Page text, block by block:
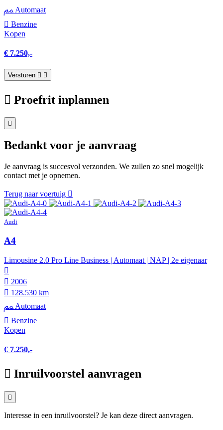
Automaat
Benzine
Kopen
€ 7.250,-
Versturen
Proefrit inplannen
Bedankt voor je aanvraag
Je aanvraag is succesvol verzonden. We zullen zo snel mogelijk
contact met je opnemen.
Terug naar voertuig
Audi
A4
Limousine 2.0 Pro Line Business | Automaat | NAP | 2e eigenaar
2006
128.530 km
Automaat
Benzine
Kopen
€ 7.250,-
Inruilvoorstel aanvragen
Interesse in een inruilvoorstel? Je kan deze direct aanvragen.